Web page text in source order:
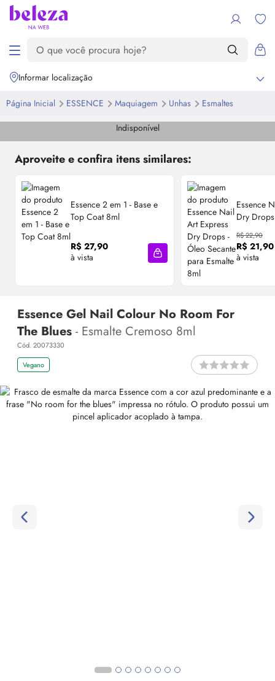
Informar localização
Página Inicial ESSENCE Maquiagem Unhas
Esmaltes
Indisponível
Aproveite e confira itens similares:
Essence 2 em 1 - Base e
Top Coat 8ml
R$ 27,90
à vista
Adicionar à sacola
Essence
Dry
R$ 22,90
R$ 21,90
à vista
Essence Gel Nail Colour No Room For
The Blues - Esmalte Cremoso 8ml
Cód. 20073330
Vegano